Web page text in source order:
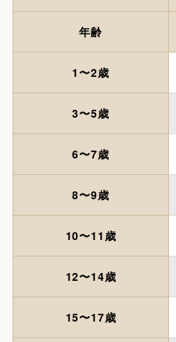
年齢
1〜2歳
3〜5歳
6〜7歳
8〜9歳
10〜11歳
12〜14歳
15〜17歳